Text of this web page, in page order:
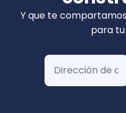
privados). Hemos
de Corfo y 3
postulaciones o
Y que te
para